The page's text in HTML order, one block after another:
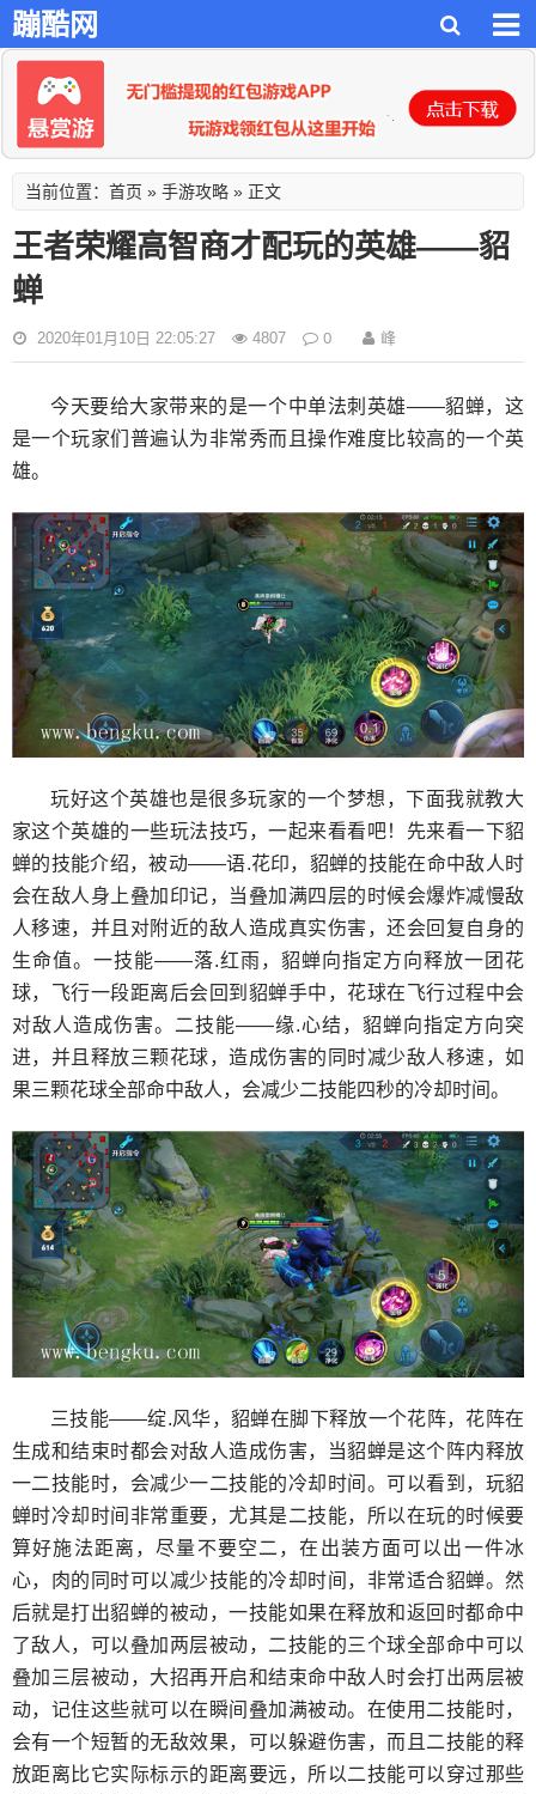
蹦酷网
当前位置： 首页 » 手游攻略 » 正文
王者荣耀高智商才配玩的英雄——貂
蝉
2020年01月10日 22:05:27 4807 0 峰
今天要给大家带来的是一个中单法刺英雄——貂蝉，这
是一个玩家们普遍认为非常秀而且操作难度比较高的一个英
雄。
玩好这个英雄也是很多玩家的一个梦想，下面我就教大
家这个英雄的一些玩法技巧，一起来看看吧！先来看一下貂
蝉的技能介绍，被动——语.花印，貂蝉的技能在命中敌人时
会在敌人身上叠加印记，当叠加满四层的时候会爆炸减慢敌
人移速，并且对附近的敌人造成真实伤害，还会回复自身的
生命值。一技能——落.红雨，貂蝉向指定方向释放一团花
球，飞行一段距离后会回到貂蝉手中，花球在飞行过程中会
对敌人造成伤害。二技能——缘.心结，貂蝉向指定方向突
进，并且释放三颗花球，造成伤害的同时减少敌人移速，如
果三颗花球全部命中敌人，会减少二技能四秒的冷却时间。
三技能——绽.风华，貂蝉在脚下释放一个花阵，花阵在
生成和结束时都会对敌人造成伤害，当貂蝉是这个阵内释放
一二技能时，会减少一二技能的冷却时间。可以看到，玩貂
蝉时冷却时间非常重要，尤其是二技能，所以在玩的时候要
算好施法距离，尽量不要空二，在出装方面可以出一件冰
心，肉的同时可以减少技能的冷却时间，非常适合貂蝉。然
后就是打出貂蝉的被动，一技能如果在释放和返回时都命中
了敌人，可以叠加两层被动，二技能的三个球全部命中可以
叠加三层被动，大招再开启和结束命中敌人时会打出两层被
动，记住这些就可以在瞬间叠加满被动。在使用二技能时，
会有一个短暂的无敌效果，可以躲避伤害，而且二技能的释
放距离比它实际标示的距离要远，所以二技能可以穿过那些